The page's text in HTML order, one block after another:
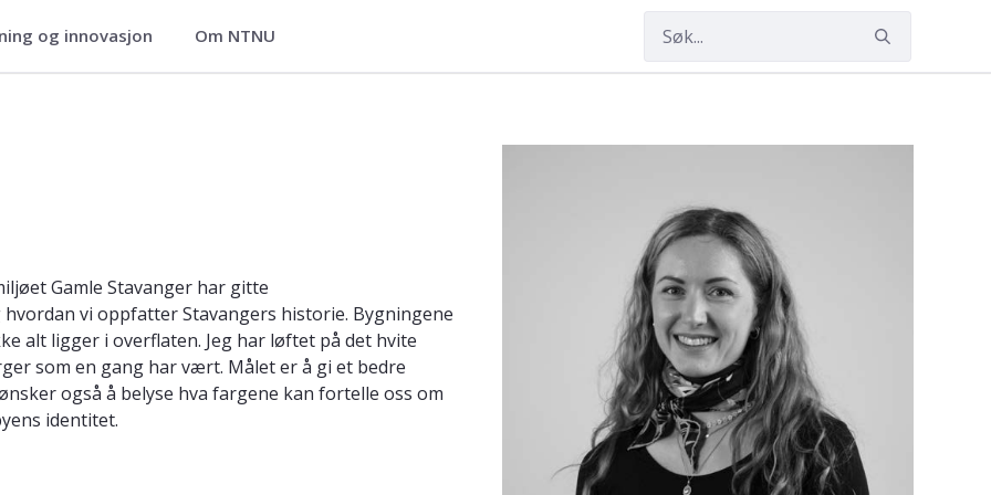
og innovasjon Om NTNU
Gamle Stavanger har gitte
vi oppfatter Stavangers historie. Bygningene
alt ligger i overflaten. Jeg har løftet på det hvite
som en gang har vært. Målet er å gi et bedre
også å belyse hva fargene kan fortelle oss om
identitet.